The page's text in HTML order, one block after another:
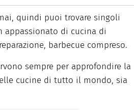
quindi puoi trovare singoli
appassionato di cucina di
barbecue compreso.
sempre per approfondire la
cucine di tutto il mondo, sia